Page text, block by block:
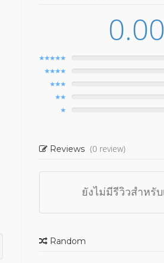
0.00
Reviews (0 review)
ยังไม่มีรีวิวสำหรับ
Random